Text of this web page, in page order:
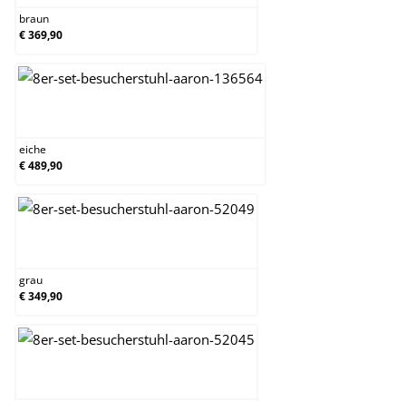
braun
€ 369,90
eiche
€ 489,90
grau
€ 349,90